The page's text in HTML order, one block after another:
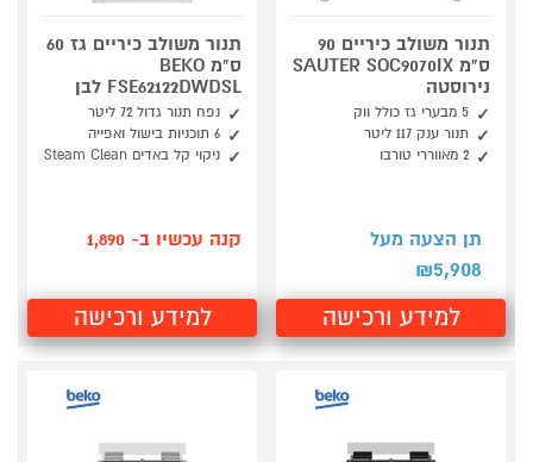
תנור משולב כיריים 90
ס"מ SAUTER SOC9070IX
נירוסטה
5 מבערי גז כולל ווק
תנור ענק 117 ליטר
2 מאווררי טורבו
תן הצעה מעל
₪5,908
למידע ורכישה
תנור משולב כיריים גז 60
ס"מ BEKO
FSE62122DWDSL לבן
נפח תנור גדול ‎72‎ ליטר
‎6‎ תוכניות בישול ואפייה
ניקוי קל באדים ‎Steam Clean‎
קנה עכשיו ב- 1,890
למידע ורכישה